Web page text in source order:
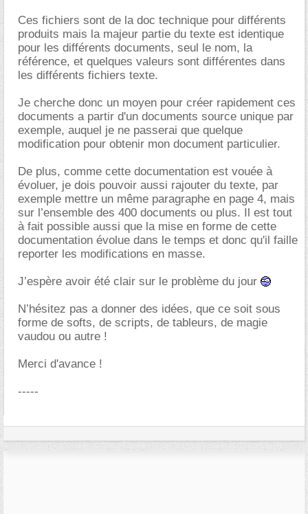
Ces fichiers sont de la doc technique pour différents
produits mais la majeur partie du texte est identique
pour les différents documents, seul le nom, la
référence, et quelques valeurs sont différentes dans
les différents fichiers texte.
Je cherche donc un moyen pour créer rapidement ces
documents a partir d'un documents source unique par
exemple, auquel je ne passerai que quelque
modification pour obtenir mon document particulier.
De plus, comme cette documentation est vouée à
évoluer, je dois pouvoir aussi rajouter du texte, par
exemple mettre un même paragraphe en page 4, mais
sur l’ensemble des 400 documents ou plus. Il est tout
à fait possible aussi que la mise en forme de cette
documentation évolue dans le temps et donc qu'il faille
reporter les modifications en masse.
J’espère avoir été clair sur le problème du jour
N’hésitez pas a donner des idées, que ce soit sous
forme de softs, de scripts, de tableurs, de magie
vaudou ou autre !
Merci d'avance !
-----